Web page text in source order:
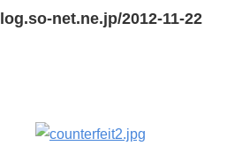
net.ne.jp/2012-11-22